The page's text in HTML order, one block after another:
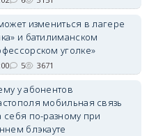
измениться в лагере
и батилиманском
уголке»
5 3671
у абонентов
мобильная связь
себя по-разному при
блэкауте